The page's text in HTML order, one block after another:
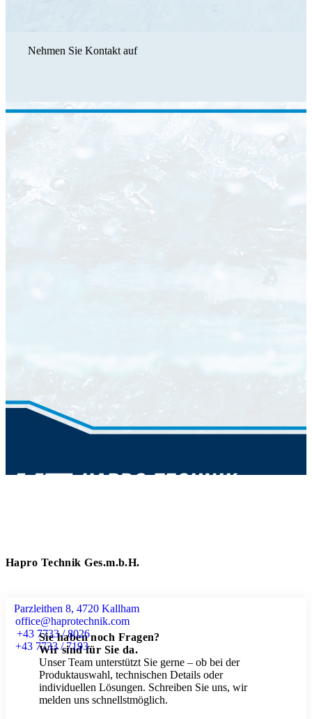
Nehmen Sie Kontakt auf
Hapro Technik Ges.m.b.H.
Parzleithen 8, 4720 Kallham
office@haprotechnik.com
+43 7733 / 8026
+43 7733 / 7193
Sie haben noch Fragen?
Wir sind für Sie da.
Unser Team unterstützt Sie gerne – ob bei der
Produktauswahl, technischen Details oder
individuellen Lösungen. Schreiben Sie uns, wir
melden uns schnellstmöglich.